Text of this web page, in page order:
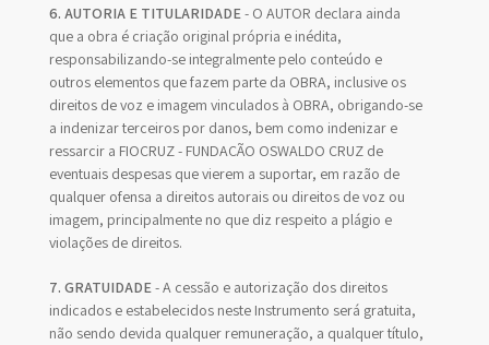
6. AUTORIA E TITULARIDADE- O AUTOR declara ainda
que a obra é criação original própria e inédita,
responsabilizando-se integralmente pelo conteúdo e
outros elementos que fazem parte da OBRA, inclusive os
direitos de voz e imagem vinculados à OBRA, obrigando-se
a indenizar terceiros por danos, bem como indenizar e
ressarcir a FIOCRUZ - FUNDAÇÃO OSWALDO CRUZ de
eventuais despesas que vierem a suportar, em razão de
qualquer ofensa a direitos autorais ou direitos de voz ou
imagem, principalmente no que diz respeito a plágio e
violações de direitos.
7. GRATUIDADE- A cessão e autorização dos direitos
indicados e estabelecidos neste Instrumento será gratuita,
não sendo devida qualquer remuneração, a qualquer título,